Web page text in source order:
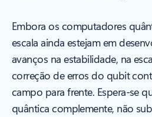
Embora os computadores
escala ainda estejam em
avanços na estabilidade, na
correção de erros do qubit
campo para frente. Espera-se
quântica complemente, não